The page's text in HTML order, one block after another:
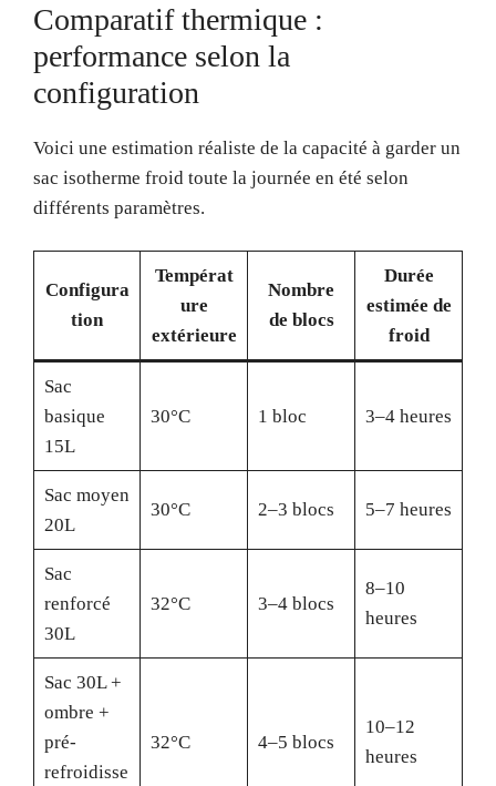
Comparatif thermique :
performance selon la
configuration
Voici une estimation réaliste de la capacité à garder un
sac isotherme froid toute la journée en été selon
différents paramètres.
Configura
tion
Températ
ure
extérieure
Nombre
de blocs
Durée
estimée de
froid
Sac
basique
15L
30°C 1 bloc 3–4 heures
Sac moyen
20L
30°C 2–3 blocs 5–7 heures
Sac
renforcé
30L
32°C 3–4 blocs
8–10
heures
Sac 30L +
ombre +
pré-
refroidisse
32°C 4–5 blocs
10–12
heures